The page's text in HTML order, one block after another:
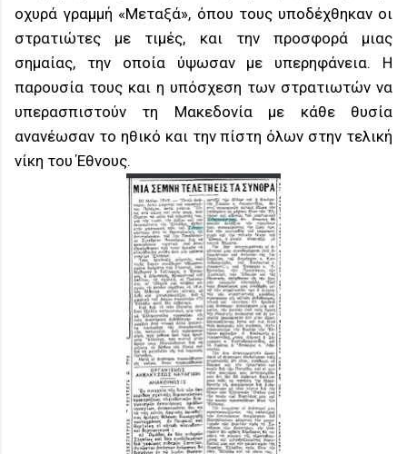
οχυρά γραμμή «Μεταξά», όπου τους υποδέχθηκαν οι
στρατιώτες με τιμές, και την προσφορά μιας
σημαίας, την οποία ύψωσαν με υπερηφάνεια. Η
παρουσία τους και η υπόσχεση των στρατιωτών να
υπερασπιστούν τη Μακεδονία με κάθε θυσία
ανανέωσαν το ηθικό και την πίστη όλων στην τελική
νίκη του Έθνους.